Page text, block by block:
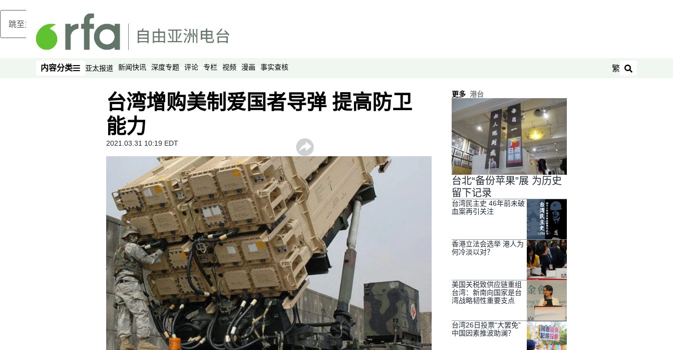
跳至主内容
内容分类
内容分类 亚太报道 新闻快讯 深度专题 评论 专栏 视频 漫画 事实查核 繁
搜索
台湾增购美制爱国者导弹 提高防卫
能力
2021.03.31 10:19 EDT
更多 港台
台北“备份苹果”展 为历史
留下记录
台湾民主史 46年前未破
血案再引关注
香港立法会选举 港人为
何冷淡以对？
美国关税致供应链重组
台湾：新南向国家是台
湾战略韧性重要支点
台湾26日投票“大罢免”
中国因素推波助澜？